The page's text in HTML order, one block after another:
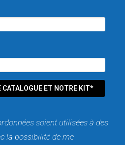
CATALOGUE ET NOTRE KIT*
soient utilisées à des
la possibilité de me